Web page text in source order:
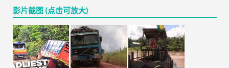
影片截图 (点击可放大)